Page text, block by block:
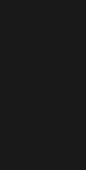
ventana)
ventana)